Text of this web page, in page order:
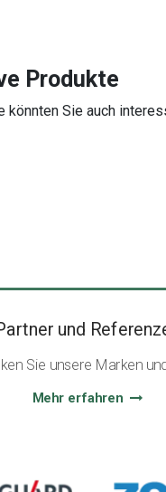
Produkte
könnten Sie auch
und
Sie unsere Marken
Mehr erfahren